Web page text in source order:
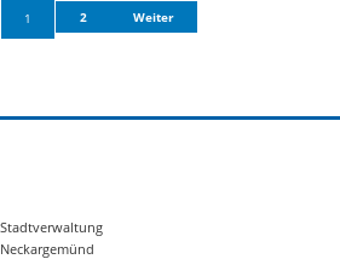
1 2 Weiter
Stadtverwaltung
Neckargemünd